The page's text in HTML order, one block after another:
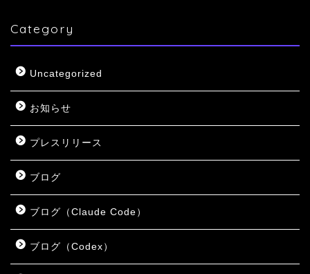
Category
Uncategorized
お知らせ
プレスリリース
ブログ
ブログ（Claude Code）
ブログ（Codex）